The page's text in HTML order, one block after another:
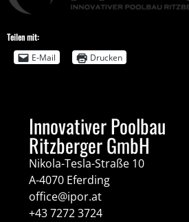
Teilen mit:
E-Mail
Drucken
Innovativer Poolbau
Ritzberger GmbH
Nikola-Tesla-Straße 10
A-4070 Eferding
office@ipor.at
+43 7272 3724